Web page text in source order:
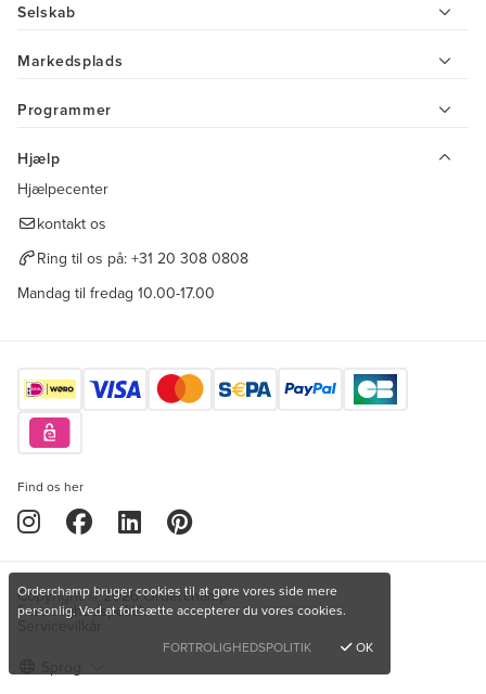
Selskab
Markedsplads
Programmer
Hjælp
Hjælpecenter
kontakt os
Ring til os på: +31 20 308 0808
Mandag til fredag 10.00-17.00
Find os her
Copyright © 2026 Orderchamp
Fortrolighedspolitik
Orderchamp bruger cookies til at gøre vores side mere
personlig. Ved at fortsætte accepterer du vores cookies.
FORTROLIGHEDSPOLITIK
OK